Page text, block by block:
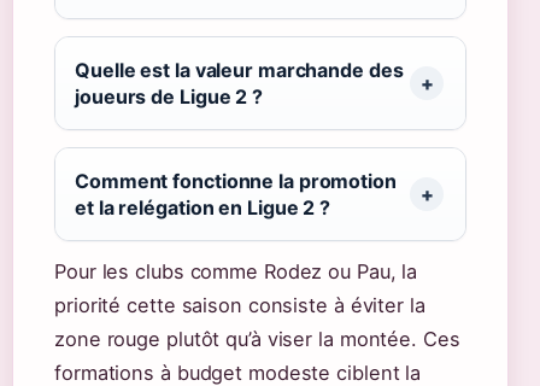
Quelle est la valeur marchande des
joueurs de Ligue 2 ?
Comment fonctionne la promotion
et la relégation en Ligue 2 ?
Pour les clubs comme Rodez ou Pau, la
priorité cette saison consiste à éviter la
zone rouge plutôt qu’à viser la montée. Ces
formations à budget modeste ciblent la